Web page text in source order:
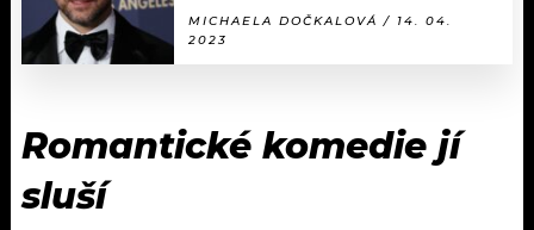
MICHAELA DOČKALOVÁ / 14. 04.
2023
Romantické komedie jí
sluší